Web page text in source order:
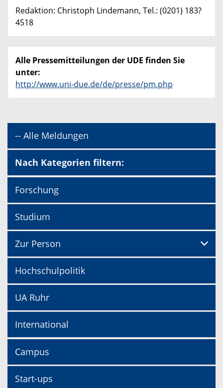
Redaktion: Christoph Lindemann, Tel.: (0201) 183?
4518
Alle Pressemitteilungen der UDE finden Sie
unter:
http://www.uni-due.de/de/presse/pm.php
-- Alle Meldungen
Nach Kategorien filtern:
Forschung
Studium
Zur Person
Hochschulpolitik
UA Ruhr
International
Campus
Start-ups